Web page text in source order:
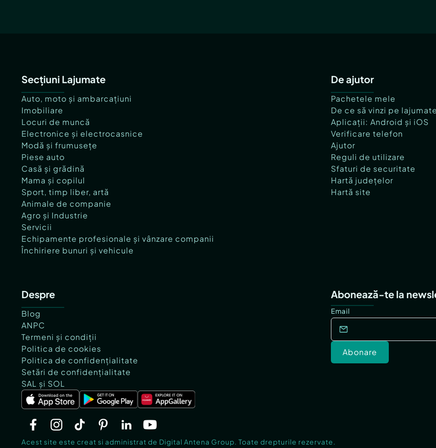
Secțiuni Lajumate
Auto, moto și ambarcațiuni
Imobiliare
Locuri de muncă
Electronice și electrocasnice
Modă și frumusețe
Piese auto
Casă și grădină
Mama și copilul
Sport, timp liber, artă
Animale de companie
Agro și Industrie
Servicii
Echipamente profesionale și vânzare companii
Închiriere bunuri și vehicule
De ajutor
Pachetele mele
De ce să vinzi pe
Aplicații: Android și iOS
Verificare telefon
Ajutor
Reguli de utilizare
Sfaturi de securitate
Hartă județelor
Hartă site
Despre
Blog
ANPC
Termeni și condiții
Politica de cookies
Politica de confidențialitate
Setări de confidențialitate
SAL și SOL
Abonează-te la
Email
Abonare
Acest site este creat si administrat de Digital Antena Group. Toate drepturile rezervate.